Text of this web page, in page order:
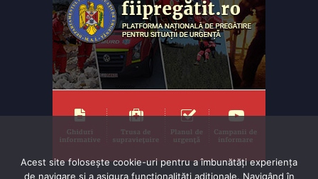
Acest site folosește cookie-uri pentru a îmbunătăți experiența
de navigare și a asigura funcționalițăți adiționale. Navigând în